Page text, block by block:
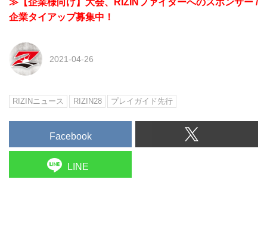
企業タイアップ募集中！
2021-04-26
RIZINニュース RIZIN28 プレイガイド先行
Facebook
LINE